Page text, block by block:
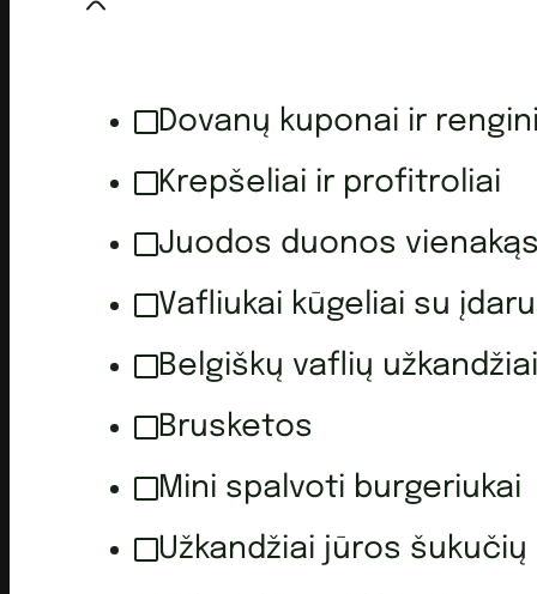
Dovanų kuponai ir
Krepšeliai ir profitroliai
Juodos duonos
Vafliukai kūgeliai su įdaru
Belgiškų vaflių užkandžiai
Brusketos
Mini spalvoti burgeriukai
Užkandžiai jūros